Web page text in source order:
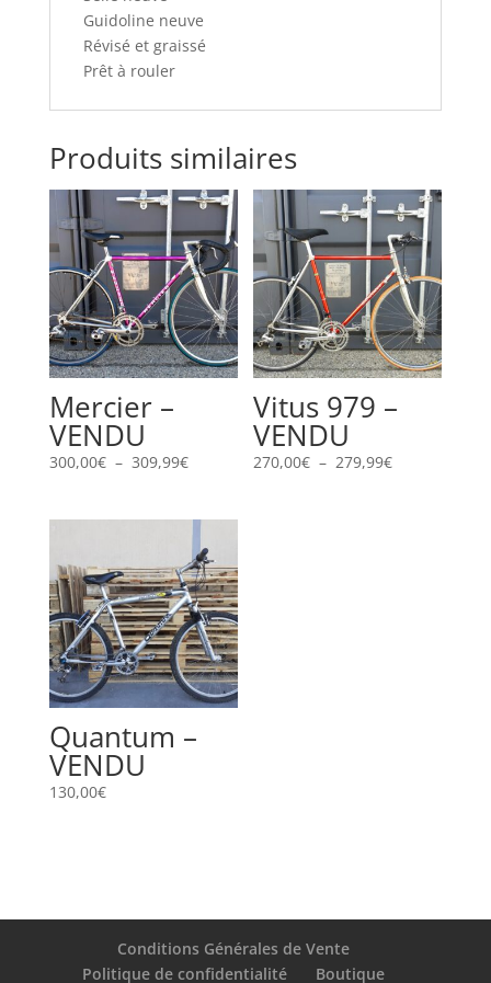
Guidoline neuve
Révisé et graissé
Prêt à rouler
Produits similaires
Mercier –
VENDU
300,00€ – 309,99€Plage
à
309,99€
Vitus 979 –
VENDU
270,00€ – 279,99€Plage
Quantum –
VENDU
130,00€
Conditions Générales de Vente
Politique de confidentialité
Boutique